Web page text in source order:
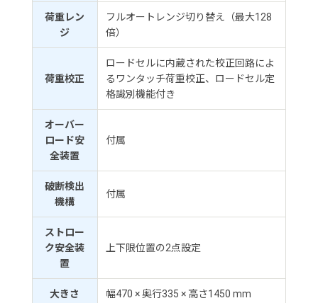
荷重レン
ジ
フルオートレンジ切り替え（最大128
倍）
荷重校正
ロードセルに内蔵された校正回路によ
るワンタッチ荷重校正、ロードセル定
格識別機能付き
オーバー
ロード安
全装置
付属
破断検出
機構
付属
ストロー
ク安全装
置
上下限位置の2点設定
大きさ 幅470 × 奥行335 × 高さ1450 mm